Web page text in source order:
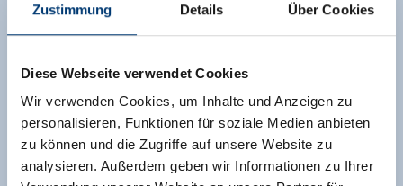
Zustimmung Details Über Cookies
Diese Webseite verwendet Cookies
Wir verwenden Cookies, um Inhalte und Anzeigen zu
personalisieren, Funktionen für soziale Medien anbieten
zu können und die Zugriffe auf unsere Website zu
analysieren. Außerdem geben wir Informationen zu Ihrer